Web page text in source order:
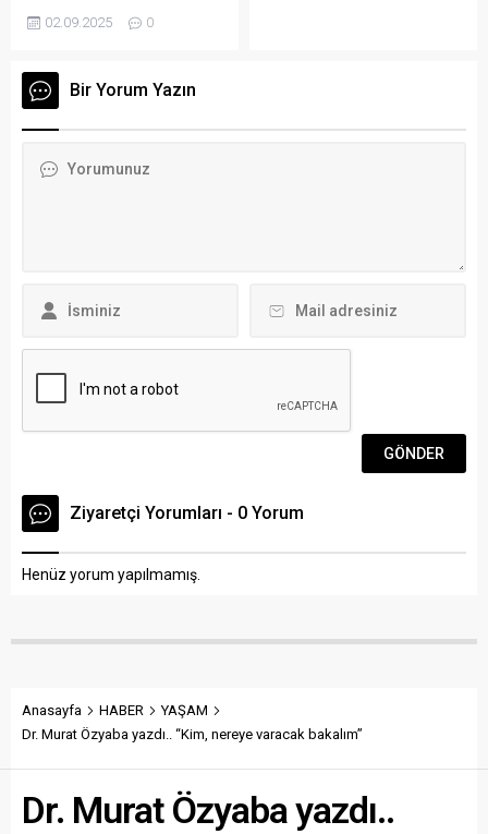
Günü’nde Tepecik Camii
önünde bir araya gelerek
ve şiirlerle Bodrum Belediye
Meydanı’na yürüdü ARENA
Hemen Şimdi!”, “NATO’ya
02.09.2025 0
Bir Yorum Yazın
Ziyaretçi Yorumları - 0 Yorum
Henüz yorum yapılmamış.
Anasayfa HABER
YAŞAM
Dr. Murat Özyaba yazdı.. “Kim, nereye varacak bakalım”
Dr. Murat Özyaba yazdı..